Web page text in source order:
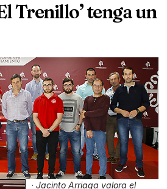
Trenillo’ tenga un
· Jacinto Arriaga valora el